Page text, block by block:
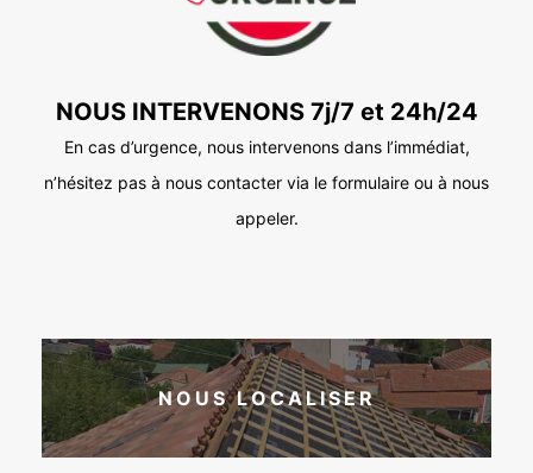
NOUS INTERVENONS 7j/7 et 24h/24
En cas d’urgence, nous intervenons dans l’immédiat,
n’hésitez pas à nous contacter via le formulaire ou à nous
appeler.
NOUS LOCALISER